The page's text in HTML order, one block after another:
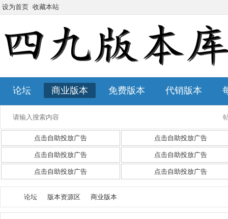
设为首页 收藏本站
论坛 商业版本 免费版本 代销版本
点击自助投放广告 点击自助投放广告
点击自助投放广告 点击自助投放广告
点击自助投放广告 点击自助投放广告
论坛 版本资源区 商业版本